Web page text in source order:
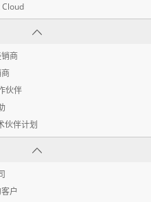
商
伙伴
伙伴计划
户